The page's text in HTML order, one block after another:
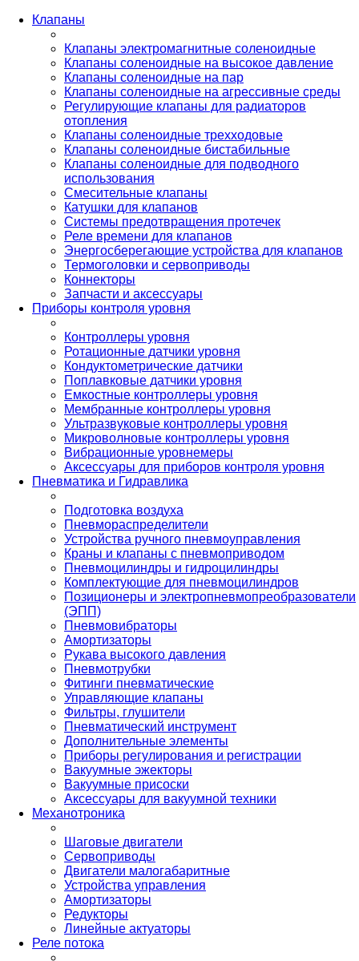
Клапаны
Клапаны электромагнитные соленоидные
Клапаны соленоидные на высокое давление
Клапаны соленоидные на пар
Клапаны соленоидные на агрессивные среды
Регулирующие клапаны для радиаторов
отопления
Клапаны соленоидные трехходовые
Клапаны соленоидные бистабильные
Клапаны соленоидные для подводного
использования
Смесительные клапаны
Катушки для клапанов
Системы предотвращения протечек
Реле времени для клапанов
Энергосберегающие устройства для клапанов
Термоголовки и сервоприводы
Коннекторы
Запчасти и аксессуары
Приборы контроля уровня
Контроллеры уровня
Ротационные датчики уровня
Кондуктометрические датчики
Поплавковые датчики уровня
Емкостные контроллеры уровня
Мембранные контроллеры уровня
Ультразвуковые контроллеры уровня
Микроволновые контроллеры уровня
Вибрационные уровнемеры
Аксессуары для приборов контроля уровня
Пневматика и Гидравлика
Подготовка воздуха
Пневмораспределители
Устройства ручного пневмоуправления
Краны и клапаны с пневмоприводом
Пневмоцилиндры и гидроцилиндры
Комплектующие для пневмоцилиндров
Позиционеры и электропневмопреобразователи
(ЭПП)
Пневмовибраторы
Амортизаторы
Рукава высокого давления
Пневмотрубки
Фитинги пневматические
Управляющие клапаны
Фильтры, глушители
Пневматический инструмент
Дополнительные элементы
Приборы регулирования и регистрации
Вакуумные эжекторы
Вакуумные присоски
Аксессуары для вакуумной техники
Механотроника
Шаговые двигатели
Сервоприводы
Двигатели малогабаритные
Устройства управления
Амортизаторы
Редукторы
Линейные актуаторы
Реле потока